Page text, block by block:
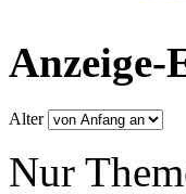
Anzeige-
Alter
Nur